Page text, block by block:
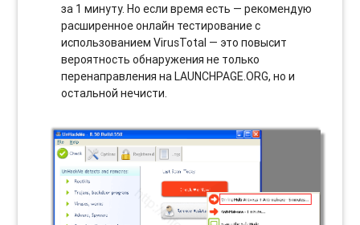
за 1 минуту. Но если время есть — рекомендую
расширенное онлайн тестирование с
использованием VirusTotal — это повысит
вероятность обнаружения не только
перенаправления на LAUNCHPAGE.ORG, но и
остальной нечисти.